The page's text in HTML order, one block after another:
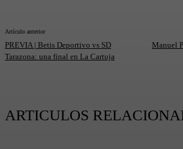
Artículo anterior
PREVIA | Betis Deportivo vs SD
Tarazona: una final en La Cartuja
Manuel
ARTICULOS